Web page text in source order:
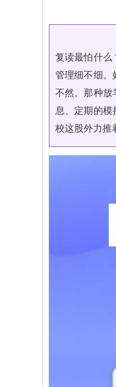
复读最怕什么
管理细不细。
不然。那种放
息、定期的模
校这股外力推